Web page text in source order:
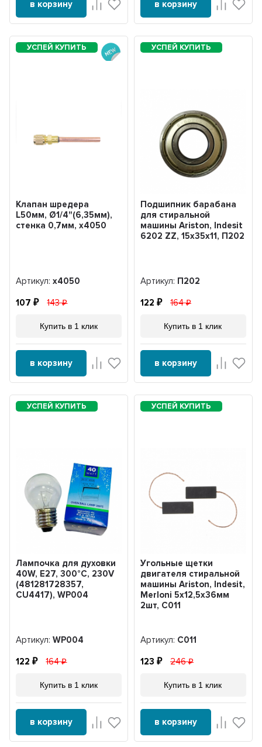
в корзину в корзину
Клапан шредера
L50мм, Ø1/4"(6,35мм),
стенка 0,7мм, x4050
Артикул:x4050
107 143
Купить в 1 клик
в корзину
Подшипник барабана
для стиральной
машины Ariston, Indesit
6202 ZZ, 15x35x11, П202
Артикул: П202
122 164
Купить в 1 клик
в корзину
Лампочка для духовки
40W, E27, 300°C, 230V
(481281728357,
CU4417), WP004
Артикул:WP004
122 164
Купить в 1 клик
в корзину
Угольные щетки
двигателя стиральной
машины Ariston, Indesit,
Merloni 5x12,5x36мм
2шт, С011
Артикул: С011
123 246
Купить в 1 клик
в корзину